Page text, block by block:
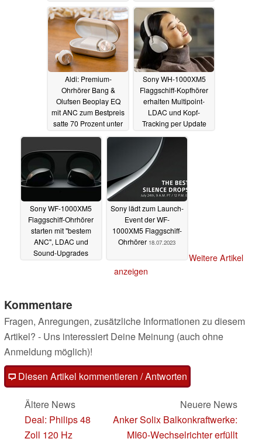
31.07.2023
Aldi: Premium-
Ohrhörer Bang &
Olufsen Beoplay EQ
mit ANC zum Bestpreis
satte 70 Prozent unter
Sony WH-1000XM5
Flaggschiff-Kopfhörer
erhalten Multipoint-
LDAC und Kopf-
Tracking per Update
27.07.2023
Sony WF-1000XM5
Flaggschiff-Ohrhörer
starten mit "bestem
ANC", LDAC und
Sound-Upgrades
Sony lädt zum Launch-
Event der WF-
1000XM5 Flaggschiff-
Ohrhörer 18.07.2023
Weitere Artikel
anzeigen
Kommentare
Fragen, Anregungen, zusätzliche Informationen zu diesem
Artikel? - Uns interessiert Deine Meinung (auch ohne
Anmeldung möglich)!
Diesen Artikel kommentieren / Antworten
Ältere News
Deal: Philips 48
Zoll 120 Hz
Neuere News
Anker Solix Balkonkraftwerke:
MI60-Wechselrichter erfüllt